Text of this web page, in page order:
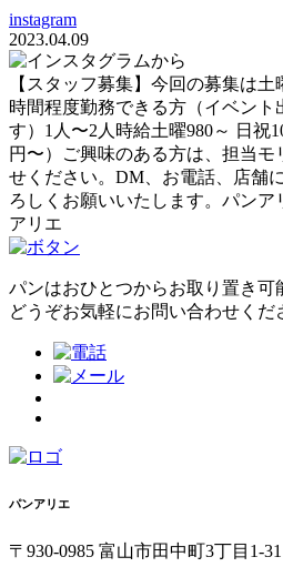
instagram
2023.04.09
【スタッフ募集】今回の募集は
時間程度勤務できる方（イベント
す）1人〜2人時給土曜980～ 日祝
円〜）ご興味のある方は、担当
せください。DM、お電話、店舗
ろしくお願いいたします。パンア
アリエ
パンはおひとつからお取り置き可
どうぞお気軽にお問い合わせくだ
パンアリエ
〒930-0985 富山市田中町3丁目1-31